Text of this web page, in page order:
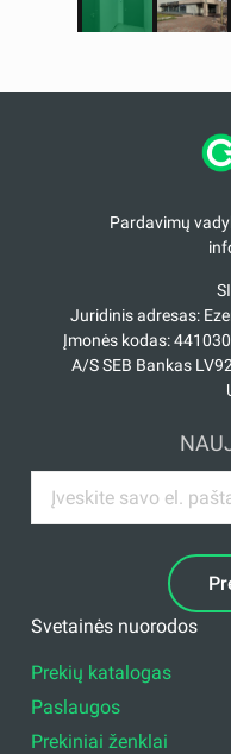
Pardavimų
Juridinis adresas:
Įmonės kodas:
A/S SEB Bankas
Svetainės nuorodos
Prekių katalogas
Paslaugos
Prekiniai ženklai